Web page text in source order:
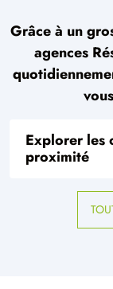
Grâce à un
agences
Explorer les
proximité